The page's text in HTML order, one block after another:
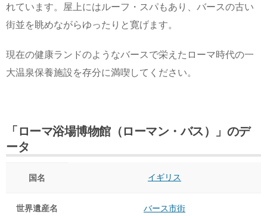
れています。屋上にはルーフ・スパもあり、バースの古い
街並を眺めながらゆったりと寛げます。
現在の健康ランドのようなバースで栄えたローマ時代の一
大温泉保養施設を存分に満喫してください。
「ローマ浴場博物館（ローマン・バス）」のデ
ータ
国名 イギリス
世界遺産名 バース市街